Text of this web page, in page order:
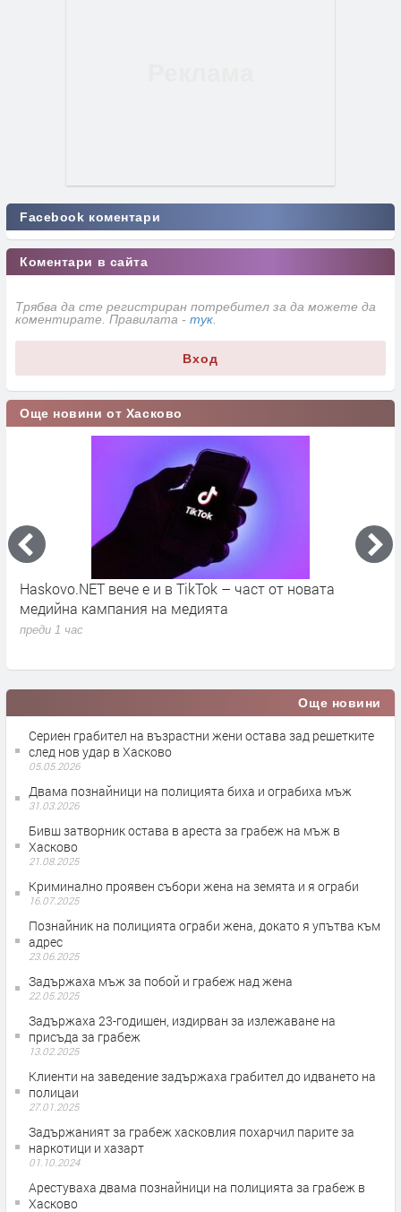
Facebook коментари
Коментари в сайта
Трябва да сте регистриран потребител за да можете да
коментирате. Правилата - тук
Вход
Още новини от Хасково
Haskovo.NET вече е и в TikTok – част от новата
медийна кампания на медията
преди 1 час
Още новини
Сериен грабител на възрастни жени остава зад решетките
след нов удар в Хасково
05.05.2026
Двама познайници на полицията биха и ограбиха мъж
31.03.2026
Бивш затворник остава в ареста за грабеж на мъж в
Хасково
21.08.2025
Криминално проявен събори жена на земята и я ограби
16.07.2025
Познайник на полицията ограби жена, докато я упътва към
адрес
23.06.2025
Задържаха мъж за побой и грабеж над жена
22.05.2025
Задържаха 23-годишен, издирван за излежаване на
присъда за грабеж
13.02.2025
Клиенти на заведение задържаха грабител до идването на
полицаи
27.01.2025
Задържаният за грабеж хасковлия похарчил парите за
наркотици и хазарт
01.10.2024
Арестуваха двама познайници на полицията за грабеж в
Хасково